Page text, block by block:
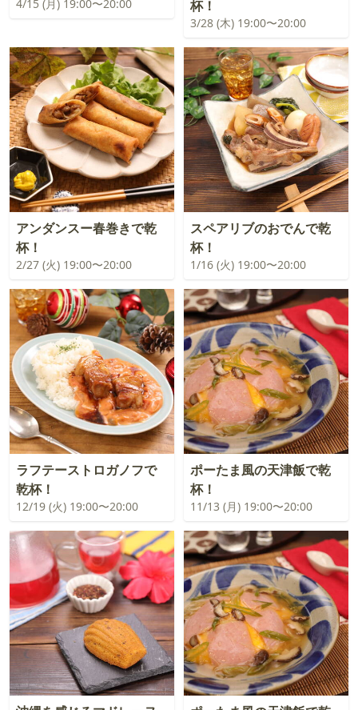
4/15 (月) 19:00〜20:00 杯！
3/28 (木) 19:00〜20:00
アンダンスー春巻きで乾
杯！
2/27 (火) 19:00〜20:00
スペアリブのおでんで乾
杯！
1/16 (火) 19:00〜20:00
ラフテーストロガノフで
乾杯！
12/19 (火) 19:00〜20:00
ポーたま風の天津飯で乾
杯！
11/13 (月) 19:00〜20:00